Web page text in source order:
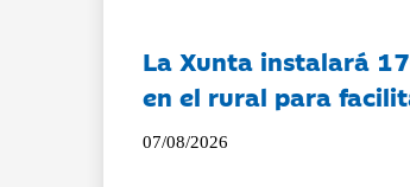
La Xunta instalará
en el rural para
07/08/2026